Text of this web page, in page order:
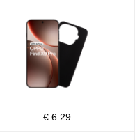
€ 6.29